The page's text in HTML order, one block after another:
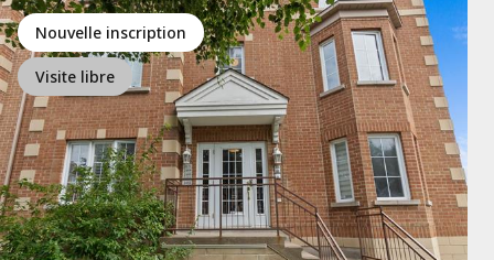
Nouvelle inscription
Visite libre